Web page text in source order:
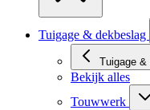
Tuigage & dekbeslag
Tuigage &
Bekijk alles
Touwwerk